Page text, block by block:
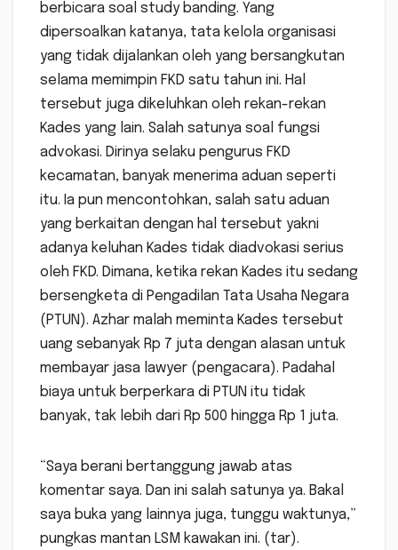
berbicara soal study banding. Yang
dipersoalkan katanya, tata kelola organisasi
yang tidak dijalankan oleh yang bersangkutan
selama memimpin FKD satu tahun ini. Hal
tersebut juga dikeluhkan oleh rekan-rekan
Kades yang lain. Salah satunya soal fungsi
advokasi. Dirinya selaku pengurus FKD
kecamatan, banyak menerima aduan seperti
itu. Ia pun mencontohkan, salah satu aduan
yang berkaitan dengan hal tersebut yakni
adanya keluhan Kades tidak diadvokasi serius
oleh FKD. Dimana, ketika rekan Kades itu sedang
bersengketa di Pengadilan Tata Usaha Negara
(PTUN). Azhar malah meminta Kades tersebut
uang sebanyak Rp 7 juta dengan alasan untuk
membayar jasa lawyer (pengacara). Padahal
biaya untuk berperkara di PTUN itu tidak
banyak, tak lebih dari Rp 500 hingga Rp 1 juta.
“Saya berani bertanggung jawab atas
komentar saya. Dan ini salah satunya ya. Bakal
saya buka yang lainnya juga, tunggu waktunya,”
pungkas mantan LSM kawakan ini. (tar).